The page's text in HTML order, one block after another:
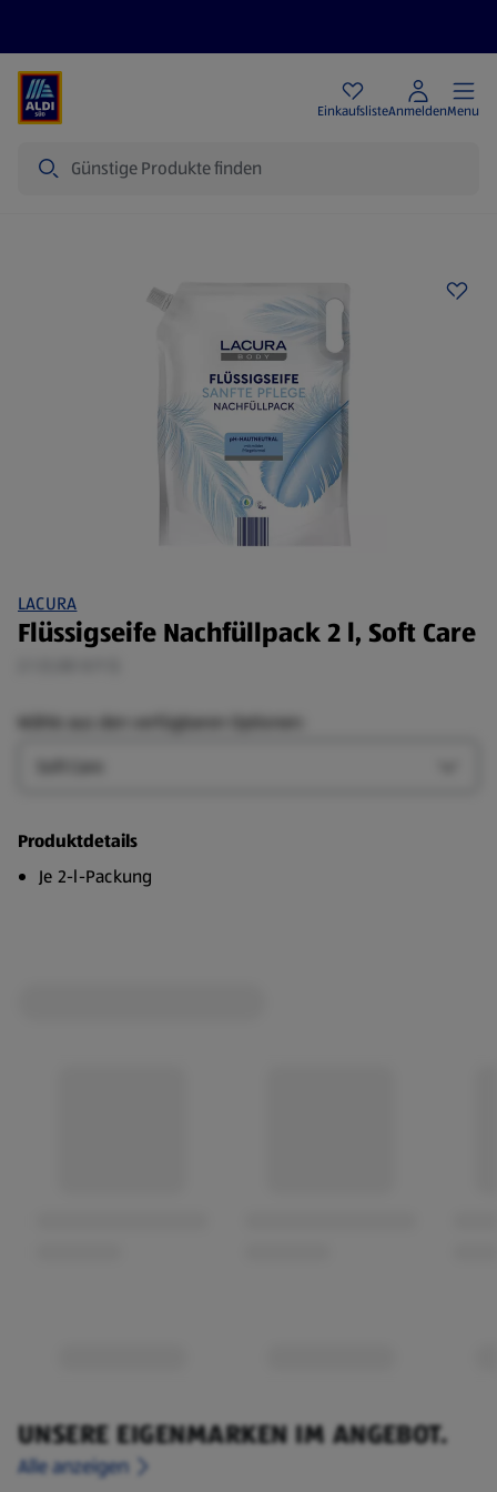
EinkaufslisteAnmeldenMenu
LACURA
Flüssigseife Nachfüllpack 2 l, Soft Care
Wähle aus den verfügbaren Optionen:
Produktdetails
Je 2-l-Packung
UNSERE EIGENMARKEN IM ANGEBOT.
Alle anzeigen